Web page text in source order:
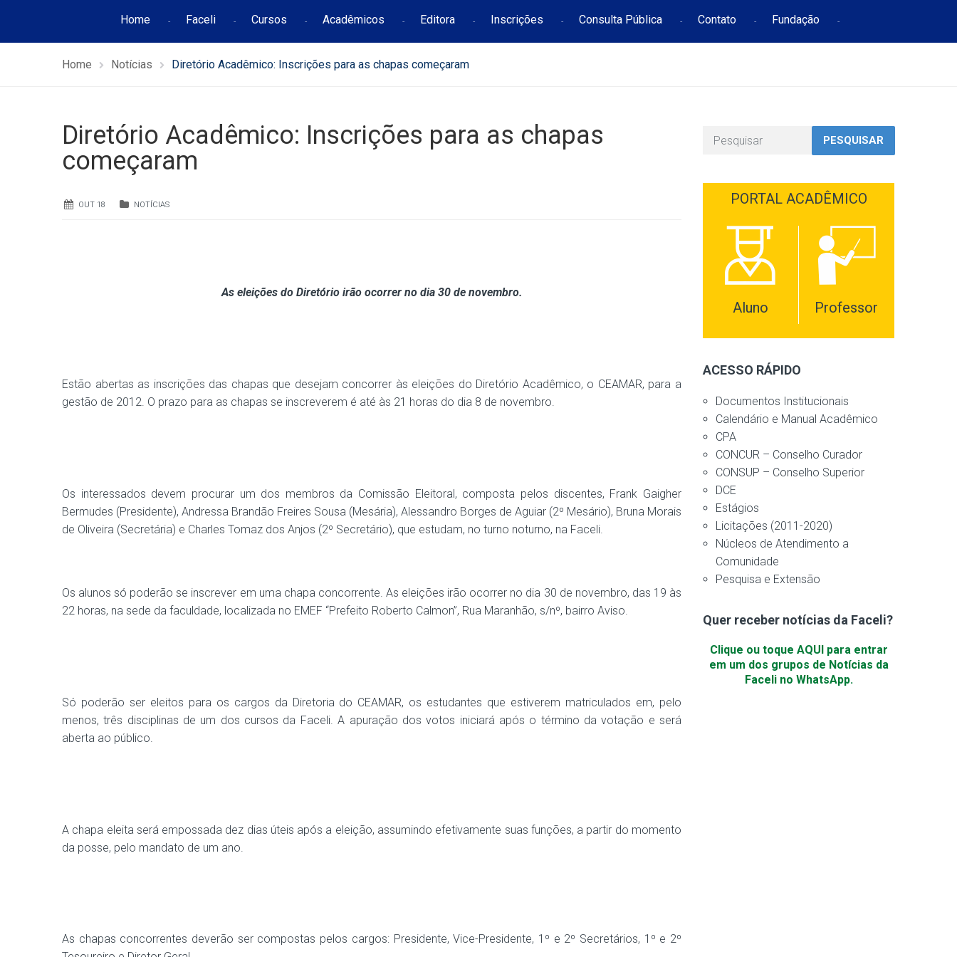
Home Faceli Cursos Acadêmicos Editora Inscrições Consulta Pública Contato Fundação
Home Notícias Diretório Acadêmico: Inscrições para as chapas começaram
Diretório Acadêmico: Inscrições para as chapas
começaram
OUT 18 NOTÍCIAS
As eleições do Diretório irão ocorrer no dia 30 de novembro.
Estão abertas as inscrições das chapas que desejam concorrer às eleições do Diretório Acadêmico, o CEAMAR, para a
gestão de 2012. O prazo para as chapas se inscreverem é até às 21 horas do dia 8 de novembro.
Os interessados devem procurar um dos membros da Comissão Eleitoral, composta pelos discentes, Frank Gaigher
Bermudes (Presidente), Andressa Brandão Freires Sousa (Mesária), Alessandro Borges de Aguiar (2º Mesário), Bruna Morais
de Oliveira (Secretária) e Charles Tomaz dos Anjos (2º Secretário), que estudam, no turno noturno, na Faceli.
Os alunos só poderão se inscrever em uma chapa concorrente. As eleições irão ocorrer no dia 30 de novembro, das 19 às
22 horas, na sede da faculdade, localizada no EMEF “Prefeito Roberto Calmon”, Rua Maranhão, s/nº, bairro Aviso.
Só poderão ser eleitos para os cargos da Diretoria do CEAMAR, os estudantes que estiverem matriculados em, pelo
menos, três disciplinas de um dos cursos da Faceli. A apuração dos votos iniciará após o término da votação e será
aberta ao público.
A chapa eleita será empossada dez dias úteis após a eleição, assumindo efetivamente suas funções, a partir do momento
da posse, pelo mandato de um ano.
As chapas concorrentes deverão ser compostas pelos cargos: Presidente, Vice-Presidente, 1º e 2º Secretários, 1º e 2º
PESQUISAR
PORTAL ACADÊMICO
Aluno Professor
ACESSO RÁPIDO
Documentos Institucionais
Calendário e Manual Acadêmico
CPA
CONCUR – Conselho Curador
CONSUP – Conselho Superior
DCE
Estágios
Licitações (2011-2020)
Núcleos de Atendimento a
Comunidade
Pesquisa e Extensão
Quer receber notícias da Faceli?
Clique ou toque AQUI para entrar
em um dos grupos de Notícias da
Faceli no WhatsApp.